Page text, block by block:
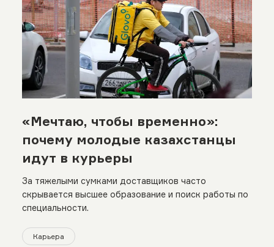
«Мечтаю, чтобы временно»:
почему молодые казахстанцы
идут в курьеры
За тяжелыми сумками доставщиков часто
скрывается высшее образование и поиск работы по
специальности.
Карьера